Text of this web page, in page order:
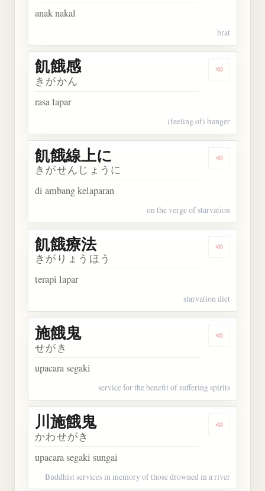
anak nakal
brat
Dengarkan
飢餓感
きがかん
rasa lapar
(feeling of) hunger
Dengarkan
飢餓線上に
きがせんじょうに
di ambang kelaparan
on the verge of starvation
Dengarkan
飢餓療法
きがりょうほう
terapi lapar
starvation diet
Dengarkan
施餓鬼
せがき
upacara segaki
service for the benefit of suffering spirits
Dengarkan
川施餓鬼
かわせがき
upacara segaki sungai
Buddhist services in memory of those drowned in a river